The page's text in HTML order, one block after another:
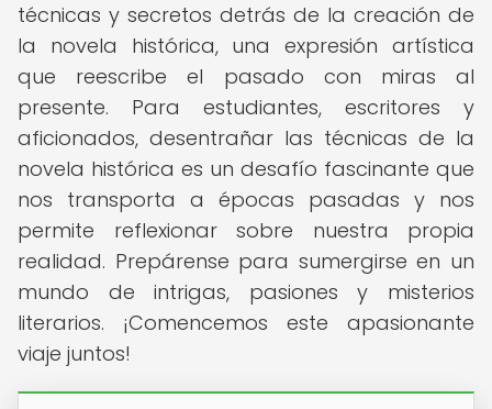
técnicas y secretos detrás de la creación de
la novela histórica, una expresión artística
que reescribe el pasado con miras al
presente. Para estudiantes, escritores y
aficionados, desentrañar las técnicas de la
novela histórica es un desafío fascinante que
nos transporta a épocas pasadas y nos
permite reflexionar sobre nuestra propia
realidad. Prepárense para sumergirse en un
mundo de intrigas, pasiones y misterios
literarios. ¡Comencemos este apasionante
viaje juntos!